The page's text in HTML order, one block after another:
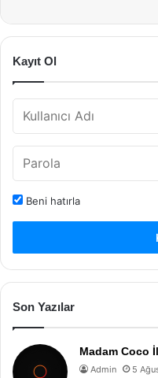
Kayıt Ol
Beni hatırla
Son Yazılar
Madam Coco
Admin 5